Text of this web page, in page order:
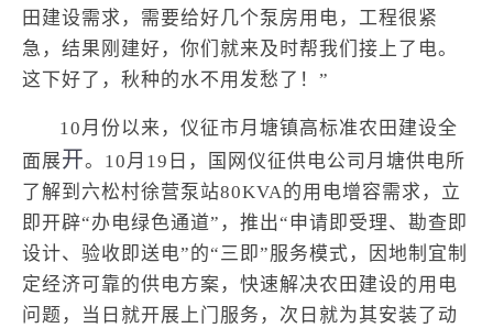
田建设需求，需要给好几个泵房用电，工程很紧
急，结果刚建好，你们就来及时帮我们接上了电。
这下好了，秋种的水不用发愁了！”
10月份以来，仪征市月塘镇高标准农田建设全
面展开。10月19日，国网仪征供电公司月塘供电所
了解到六松村徐营泵站80KVA的用电增容需求，立
即开辟“办电绿色通道”，推出“申请即受理、勘查即
设计、验收即送电”的“三即”服务模式，因地制宜制
定经济可靠的供电方案，快速解决农田建设的用电
问题，当日就开展上门服务，次日就为其安装了动